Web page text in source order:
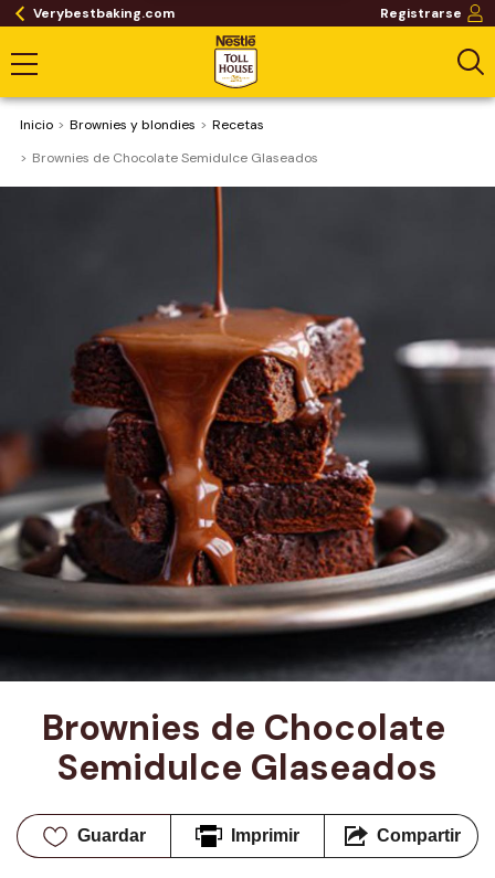
Verybestbaking.com Registrarse
Inicio Brownies y blondies
Recetas
Brownies de Chocolate Semidulce Glaseados
Brownies de Chocolate
Semidulce Glaseados
Guardar Imprimir Compartir